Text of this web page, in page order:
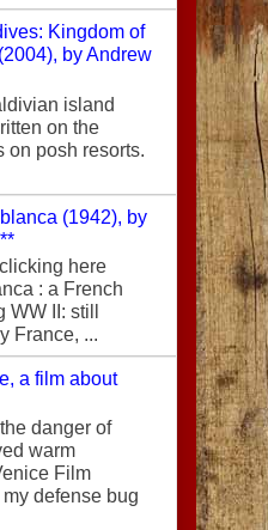
Kingdom of
by Andrew
island
on the
on posh resorts.
(1942), by
here
: a French
II: still
France, ...
a film about
danger of
warm
Film
defense bug